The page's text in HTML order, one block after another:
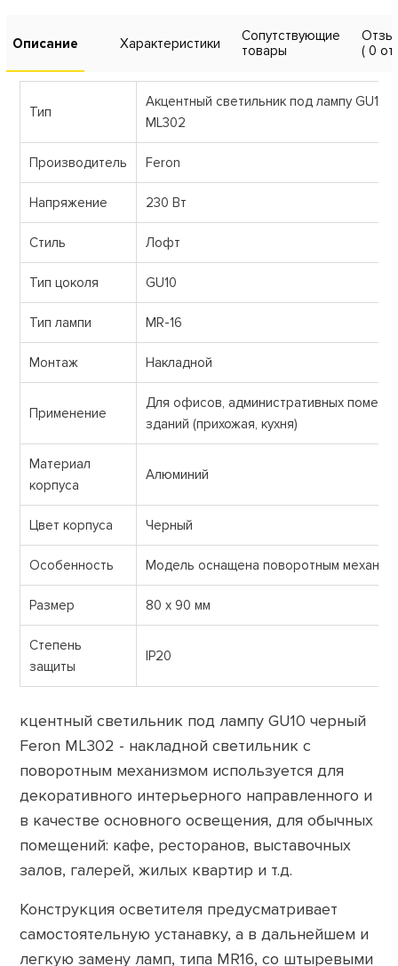
Описание Характеристики
Сопутствующие
товары
( 0
Тип
Акцентный светильник под лампу GU10
ML302
Производитель Feron
Напряжение 230 Вт
Стиль Лофт
Тип цоколя GU10
Тип лампи MR-16
Монтаж Накладной
Применение
Для офисов, административных
зданий (прихожая, кухня)
Материал
корпуса
Алюминий
Цвет корпуса Черный
Особенность Модель оснащена поворотным
Размер 80 х 90 мм
Степень
защиты
IP20
кцентный светильник под лампу GU10 черный
Feron ML302 - накладной светильник с
поворотным механизмом используется для
декоративного интерьерного направленного и
в качестве основного освещения, для обычных
помещений: кафе, ресторанов, выставочных
залов, галерей, жилых квартир и т.д.
Конструкция осветителя предусматривает
самостоятельную устанавку, а в дальнейшем и
легкую замену ламп, типа MR16, со штыревыми